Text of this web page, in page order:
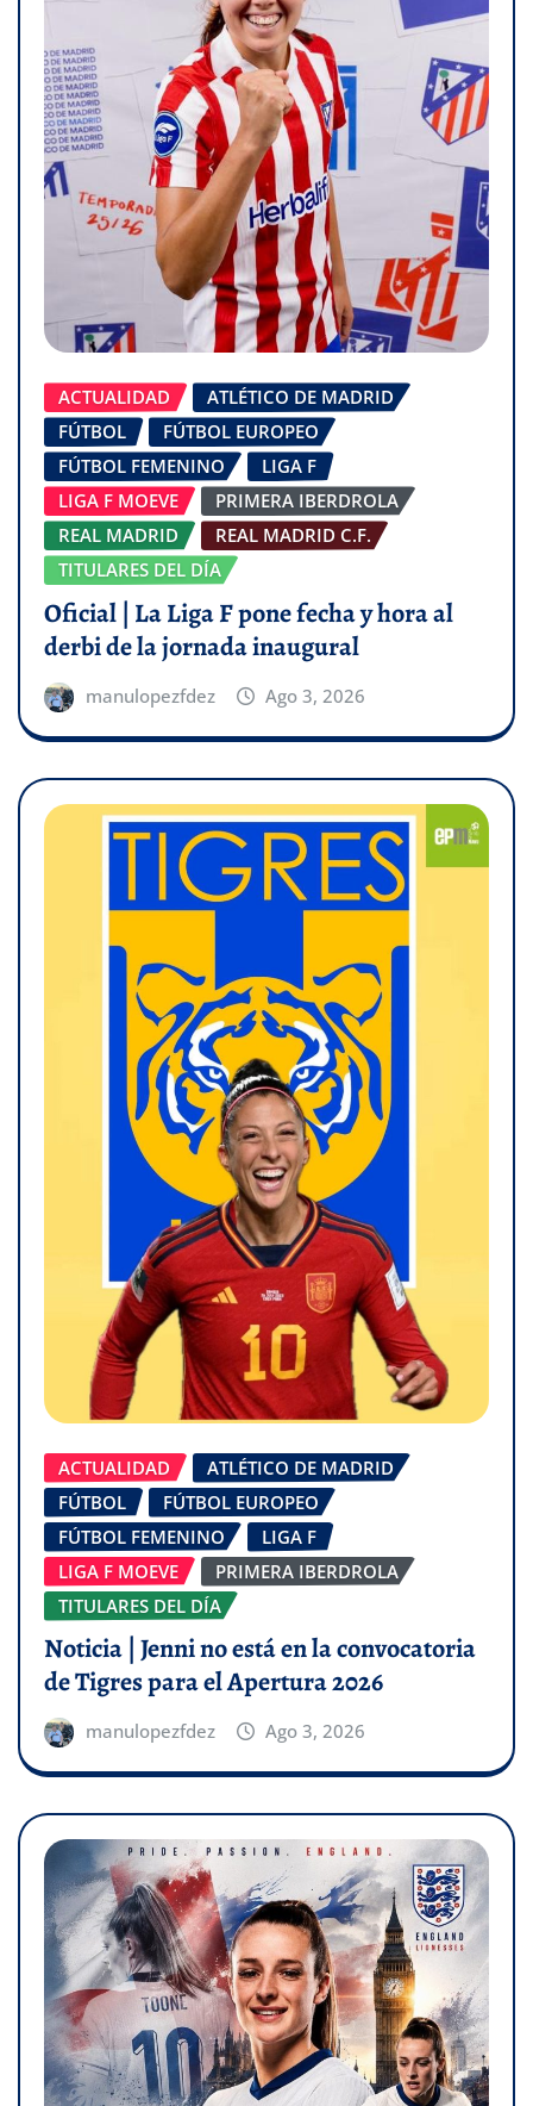
ACTUALIDAD
ATLÉTICO DE MADRID
FÚTBOL
FÚTBOL EUROPEO
FÚTBOL FEMENINO
LIGA F
LIGA F MOEVE
PRIMERA IBERDROLA
REAL MADRID
REAL MADRID C.F.
TITULARES DEL DÍA
Oficial | La Liga F pone fecha y hora al
derbi de la jornada inaugural
manulopezfdez Ago 3, 2026
ACTUALIDAD
ATLÉTICO DE MADRID
FÚTBOL
FÚTBOL EUROPEO
FÚTBOL FEMENINO
LIGA F
LIGA F MOEVE
PRIMERA IBERDROLA
TITULARES DEL DÍA
Noticia | Jenni no está en la convocatoria
de Tigres para el Apertura 2026
manulopezfdez Ago 3, 2026